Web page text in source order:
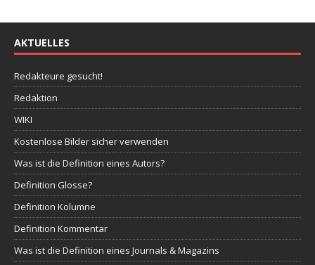
AKTUELLES
Redakteure gesucht!
Redaktion
WIKI
Kostenlose Bilder sicher verwenden
Was ist die Definition eines Autors?
Definition Glosse?
Definition Kolumne
Definition Kommentar
Was ist die Definition eines Journals & Magazins